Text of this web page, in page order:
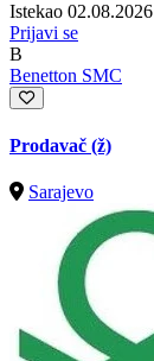
Istekao 02.08.2026
Prijavi se
B
Benetton SMC
Prodavač (ž)
Sarajevo